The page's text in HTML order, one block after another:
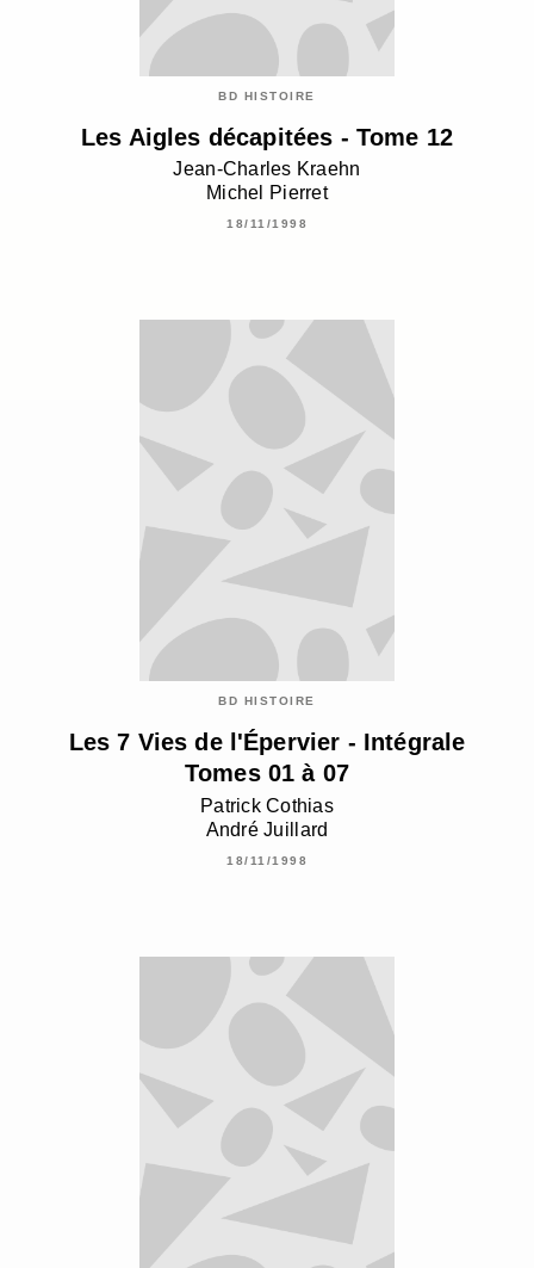
BD HISTOIRE
Les Aigles décapitées - Tome 12
Jean-Charles Kraehn
Michel Pierret
18/11/1998
BD HISTOIRE
Les 7 Vies de l'Épervier - Intégrale
Tomes 01 à 07
Patrick Cothias
André Juillard
18/11/1998